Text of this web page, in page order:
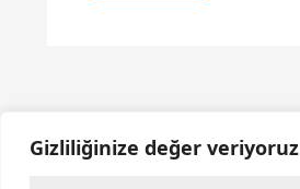
Gizliliğinize değer veriyoruz